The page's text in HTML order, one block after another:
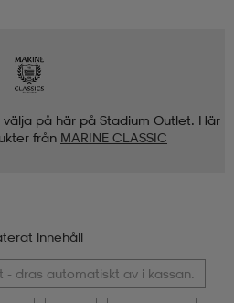
på här på Stadium Outlet. Här
från MARINE CLASSIC
innehåll
- dras automatiskt av i kassan.